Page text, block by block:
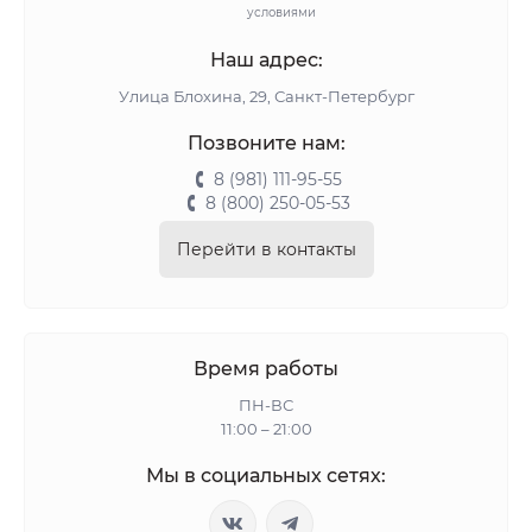
необходимо хорошо разбираться в экипировке или же
привлечь для помощи специалистов. Мы
предлагаем помощь в их выборе. Потому, если вам
некому подсказать, то специалисты магазина всегда
готовы помочь заказать и купить налокотники
условиями
Наш адрес:
Улица Блохина, 29, Санкт-Петербург
Позвоните нам:
8 (981) 111-95-55
8 (800) 250-05-53
Перейти в контакты
Время работы
ПН-ВС
11:00 – 21:00
Мы в социальных сетях: